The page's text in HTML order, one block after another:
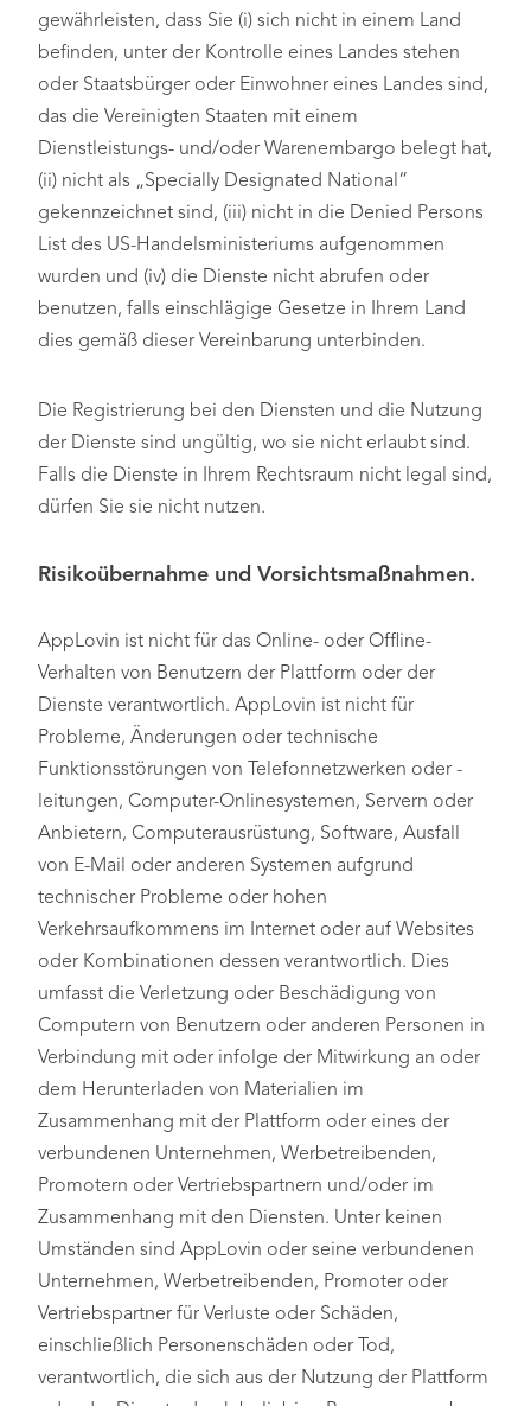
gewährleisten, dass Sie (i) sich nicht in einem Land
befinden, unter der Kontrolle eines Landes stehen
oder Staatsbürger oder Einwohner eines Landes sind,
das die Vereinigten Staaten mit einem
Dienstleistungs- und/oder Warenembargo belegt hat,
(ii) nicht als „Specially Designated National“
gekennzeichnet sind, (iii) nicht in die Denied Persons
List des US-Handelsministeriums aufgenommen
wurden und (iv) die Dienste nicht abrufen oder
benutzen, falls einschlägige Gesetze in Ihrem Land
dies gemäß dieser Vereinbarung unterbinden.
Die Registrierung bei den Diensten und die Nutzung
der Dienste sind ungültig, wo sie nicht erlaubt sind.
Falls die Dienste in Ihrem Rechtsraum nicht legal sind,
dürfen Sie sie nicht nutzen.
Risikoübernahme und Vorsichtsmaßnahmen.
AppLovin ist nicht für das Online- oder Offline-
Verhalten von Benutzern der Plattform oder der
Dienste verantwortlich. AppLovin ist nicht für
Probleme, Änderungen oder technische
Funktionsstörungen von Telefonnetzwerken oder -
leitungen, Computer-Onlinesystemen, Servern oder
Anbietern, Computerausrüstung, Software, Ausfall
von E-Mail oder anderen Systemen aufgrund
technischer Probleme oder hohen
Verkehrsaufkommens im Internet oder auf Websites
oder Kombinationen dessen verantwortlich. Dies
umfasst die Verletzung oder Beschädigung von
Computern von Benutzern oder anderen Personen in
Verbindung mit oder infolge der Mitwirkung an oder
dem Herunterladen von Materialien im
Zusammenhang mit der Plattform oder eines der
verbundenen Unternehmen, Werbetreibenden,
Promotern oder Vertriebspartnern und/oder im
Zusammenhang mit den Diensten. Unter keinen
Umständen sind AppLovin oder seine verbundenen
Unternehmen, Werbetreibenden, Promoter oder
Vertriebspartner für Verluste oder Schäden,
einschließlich Personenschäden oder Tod,
verantwortlich, die sich aus der Nutzung der Plattform